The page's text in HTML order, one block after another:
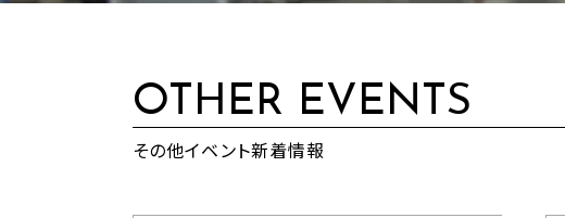
OTHER EVENTS
その他イベント新着情報